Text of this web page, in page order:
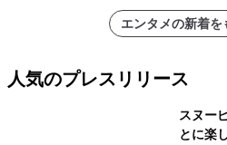
エンタメの新着を
人気のプレスリリース
スヌー
とに楽